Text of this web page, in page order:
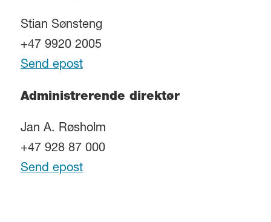
Stian Sønsteng
+47 9920 2005
Send epost
Administrerende direktør
Jan A. Røsholm
+47 928 87 000
Send epost